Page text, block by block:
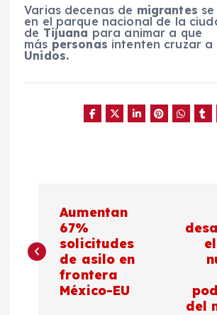
Varias decenas de migrantes
en el parque nacional de la
de Tijuana para animar a que
más personas intenten cruzar a
Unidos.
a
v
Aumentan
67%
solicitudes
de asilo en
frontera
México-EU
del